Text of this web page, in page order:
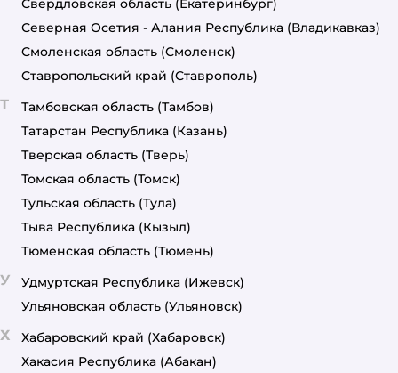
Свердловская область (Екатеринбург)
Северная Осетия - Алания Республика (Владикавказ)
Смоленская область (Смоленск)
Ставропольский край (Ставрополь)
Т Тамбовская область (Тамбов)
Татарстан Республика (Казань)
Тверская область (Тверь)
Томская область (Томск)
Тульская область (Тула)
Тыва Республика (Кызыл)
Тюменская область (Тюмень)
У Удмуртская Республика (Ижевск)
Ульяновская область (Ульяновск)
Х Хабаровский край (Хабаровск)
Хакасия Республика (Абакан)